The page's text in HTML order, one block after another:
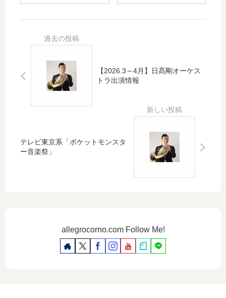
剛ホルン・リサ
【2026.3～4月】日髙剛オーケス
トラ出演情報
テレビ東京系「ポケットモンスタ
ー音楽祭」
allegrocorno.com Follow Me!